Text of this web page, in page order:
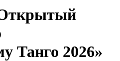
Танго 2026»